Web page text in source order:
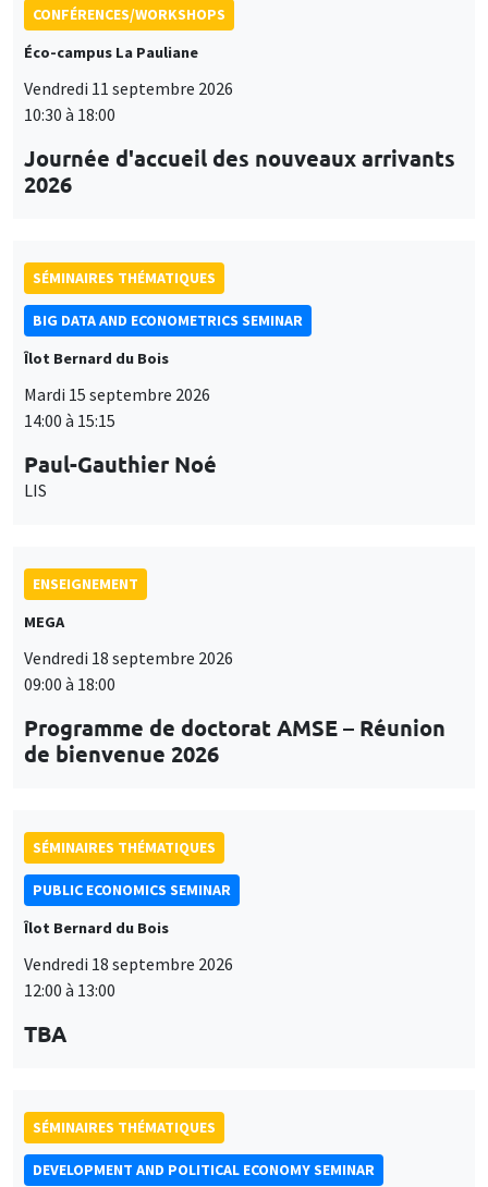
CONFÉRENCES/WORKSHOPS
Éco-campus La Pauliane
Vendredi 11 septembre 2026
10:30 à 18:00
Journée d'accueil des nouveaux arrivants
2026
SÉMINAIRES THÉMATIQUES
BIG DATA AND ECONOMETRICS SEMINAR
Îlot Bernard du Bois
Mardi 15 septembre 2026
14:00 à 15:15
Paul-Gauthier Noé
LIS
ENSEIGNEMENT
MEGA
Vendredi 18 septembre 2026
09:00 à 18:00
Programme de doctorat AMSE – Réunion
de bienvenue 2026
SÉMINAIRES THÉMATIQUES
PUBLIC ECONOMICS SEMINAR
Îlot Bernard du Bois
Vendredi 18 septembre 2026
12:00 à 13:00
TBA
SÉMINAIRES THÉMATIQUES
DEVELOPMENT AND POLITICAL ECONOMY SEMINAR